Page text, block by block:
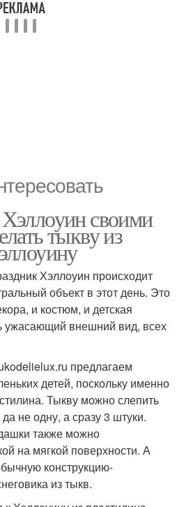
своими
тыкву из
Хэллоуин происходит
объект в этот день. Это
и костюм, и детская
ужасающий внешний вид, всех
предлагаем
детей, поскольку именно
Тыкву можно слепить
не одну, а сразу 3 штуки.
также можно
на мягкой поверхности. А
конструкцию-
из тыкв.